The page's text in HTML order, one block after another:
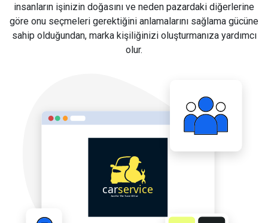
insanların işinizin doğasını ve neden pazardaki diğerlerine
göre onu seçmeleri gerektiğini anlamalarını sağlama gücüne
sahip olduğundan, marka kişiliğinizi oluşturmanıza yardımcı
olur.